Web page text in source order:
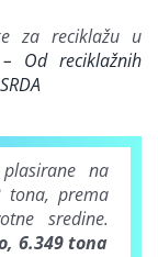
za reciklažu u
Od reciklažnih
na
tona, prema
sredine.
6.349 tona